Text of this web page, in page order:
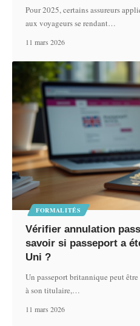
Pour 2025, certains assureurs
aux voyageurs se rendant…
11 mars 2026
FORMALITÉS
Vérifier annulation
savoir si passeport a
Uni ?
Un passeport britannique peut
à son titulaire,…
11 mars 2026